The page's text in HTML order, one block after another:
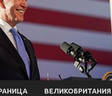
ВЕЛИКОБРИТАНИЯ